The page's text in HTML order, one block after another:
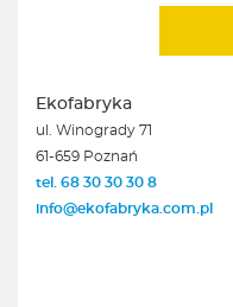
Ekofabryka
ul. Winogrady 71
61-659 Poznań
tel. 68 30 30 30 8
info@ekofabryka.com.pl